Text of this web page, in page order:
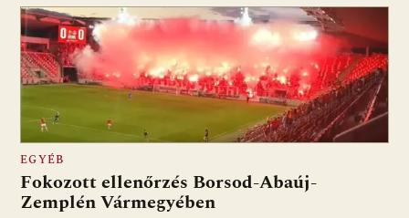
EGYÉB
Fokozott ellenőrzés Borsod-Abaúj-
Zemplén Vármegyében